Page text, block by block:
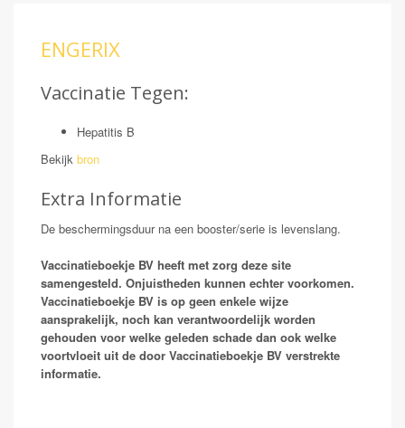
ENGERIX
Vaccinatie Tegen:
Hepatitis B
Bekijk bron
Extra Informatie
De beschermingsduur na een booster/serie is levenslang.
Vaccinatieboekje BV heeft met zorg deze site
samengesteld. Onjuistheden kunnen echter voorkomen.
Vaccinatieboekje BV is op geen enkele wijze
aansprakelijk, noch kan verantwoordelijk worden
gehouden voor welke geleden schade dan ook welke
voortvloeit uit de door Vaccinatieboekje BV verstrekte
informatie.